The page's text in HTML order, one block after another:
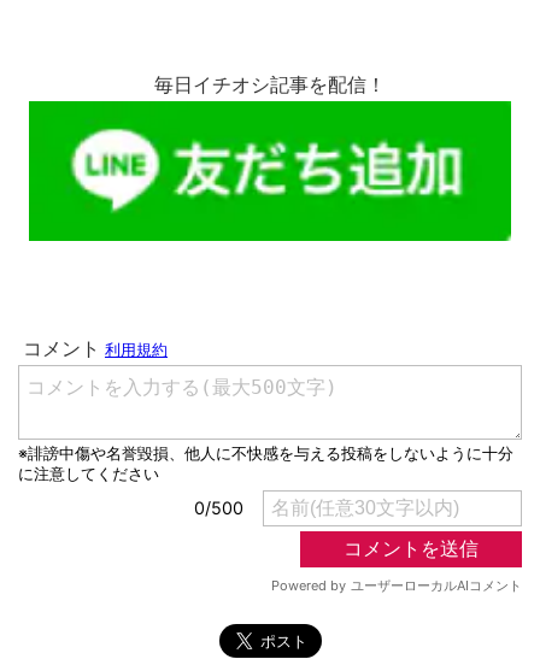
毎日イチオシ記事を配信！